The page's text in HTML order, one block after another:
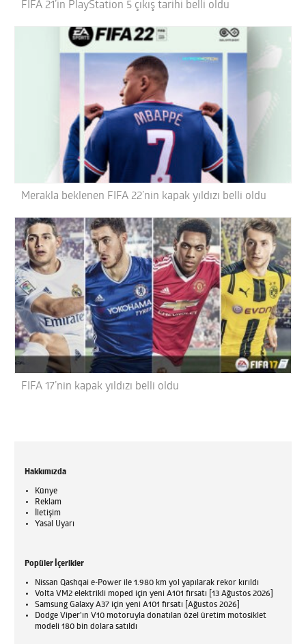
FIFA 21’in PlayStation 5 çıkış tarihi belli oldu
Merakla beklenen FIFA 22’nin kapak yıldızı belli oldu
FIFA 17’nin kapak yıldızı belli oldu
Hakkımızda
Künye
Reklam
İletişim
Yasal Uyarı
Popüler İçerikler
Nissan Qashqai e-Power ile 1.980 km yol yapılarak rekor kırıldı
Volta VM2 elektrikli moped için yeni A101 fırsatı [13 Ağustos 2026]
Samsung Galaxy A37 için yeni A101 fırsatı [Ağustos 2026]
Dodge Viper'ın V10 motoruyla donatılan özel üretim motosiklet
modeli 180 bin dolara satıldı